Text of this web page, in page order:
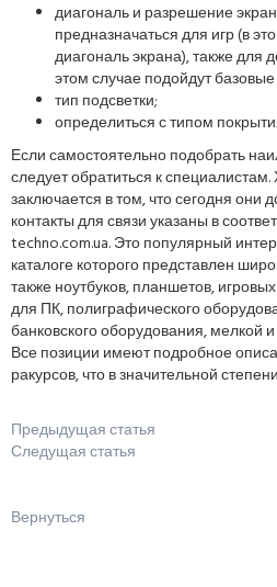
диагональ и разрешение
предназначаться для игр (в
диагональ экрана), также
этом случае подойдут
тип подсветки;
определиться с типом
Если самостоятельно подобрать
следует обратиться к
заключается в том, что сегодня они
контакты для связи указаны в
techno.com.ua. Это популярный
каталоге которого представлен
также ноутбуков, планшетов,
для ПК, полиграфического
банковского оборудования, мелкой
Все позиции имеют подробное
ракурсов, что в значительной
Предыдущая статья
Следущая статья
Вернуться